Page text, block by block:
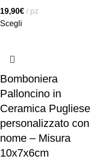
19,90€
pz
Scegli
Bomboniera
Palloncino in
Ceramica Pugliese
personalizzato con
nome – Misura
10x7x6cm